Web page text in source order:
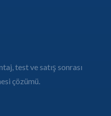
test ve satış sonrası
çözümü.